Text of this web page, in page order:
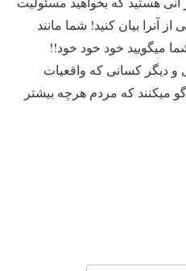
از آنرا بیان کنید! شما مانند
میگویید خود خود خود!!
دیگر کسانی که واقعیات
میکنند که مردم هرچه بیشتر